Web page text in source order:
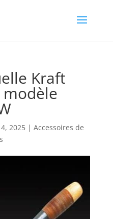
Kraft
2025| Accessoires de